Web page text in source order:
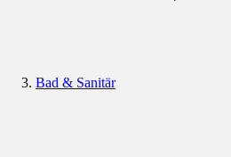
Bad & Sanitär